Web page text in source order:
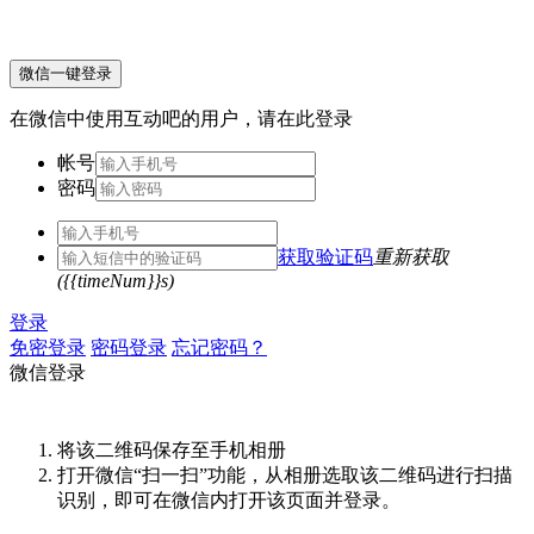
微信一键登录
在微信中使用互动吧的用户，请在此登录
帐号
密码
获取验证码重新获取
({{timeNum}}s)
登录
免密登录 密码登录 忘记密码？
微信登录
将该二维码保存至手机相册
打开微信“扫一扫”功能，从相册选取该二维码进行扫描
识别，即可在微信内打开该页面并登录。